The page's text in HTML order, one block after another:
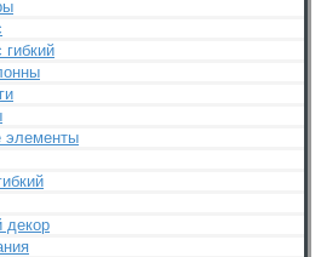
гибкий
элементы
декор